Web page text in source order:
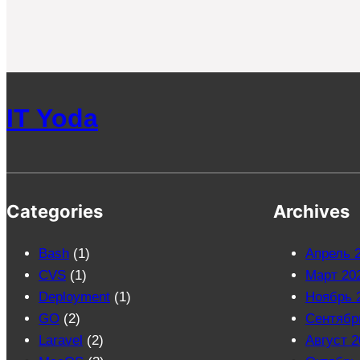
IT Yoda
Categories
Bash (1)
CVS (1)
Deployment (1)
GO (2)
Laravel (2)
Archives
Апрель
Март
Ноябрь
Август